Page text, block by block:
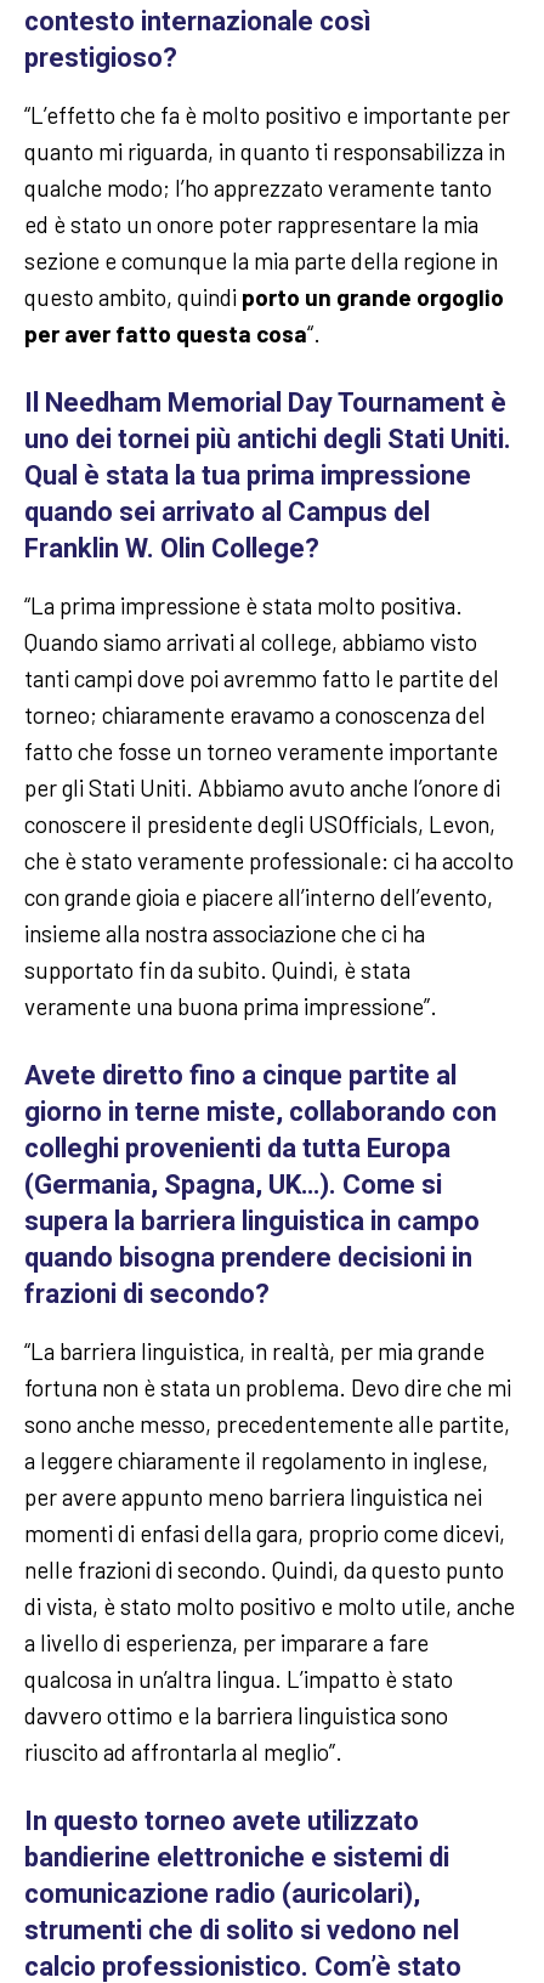
contesto internazionale così
prestigioso?
“L’effetto che fa è molto positivo e importante per
quanto mi riguarda, in quanto ti responsabilizza in
qualche modo; l’ho apprezzato veramente tanto
ed è stato un onore poter rappresentare la mia
sezione e comunque la mia parte della regione in
questo ambito, quindi porto un grande orgoglio
per aver fatto questa cosa“.
Il Needham Memorial Day Tournament è
uno dei tornei più antichi degli Stati Uniti.
Qual è stata la tua prima impressione
quando sei arrivato al Campus del
Franklin W. Olin College?
“La prima impressione è stata molto positiva.
Quando siamo arrivati al college, abbiamo visto
tanti campi dove poi avremmo fatto le partite del
torneo; chiaramente eravamo a conoscenza del
fatto che fosse un torneo veramente importante
per gli Stati Uniti. Abbiamo avuto anche l’onore di
conoscere il presidente degli USOfficials, Levon,
che è stato veramente professionale: ci ha accolto
con grande gioia e piacere all’interno dell’evento,
insieme alla nostra associazione che ci ha
supportato fin da subito. Quindi, è stata
veramente una buona prima impressione”.
Avete diretto fino a cinque partite al
giorno in terne miste, collaborando con
colleghi provenienti da tutta Europa
(Germania, Spagna, UK…). Come si
supera la barriera linguistica in campo
quando bisogna prendere decisioni in
frazioni di secondo?
“La barriera linguistica, in realtà, per mia grande
fortuna non è stata un problema. Devo dire che mi
sono anche messo, precedentemente alle partite,
a leggere chiaramente il regolamento in inglese,
per avere appunto meno barriera linguistica nei
momenti di enfasi della gara, proprio come dicevi,
nelle frazioni di secondo. Quindi, da questo punto
di vista, è stato molto positivo e molto utile, anche
a livello di esperienza, per imparare a fare
qualcosa in un’altra lingua. L’impatto è stato
davvero ottimo e la barriera linguistica sono
riuscito ad affrontarla al meglio”.
In questo torneo avete utilizzato
bandierine elettroniche e sistemi di
comunicazione radio (auricolari),
strumenti che di solito si vedono nel
calcio professionistico. Com’è stato